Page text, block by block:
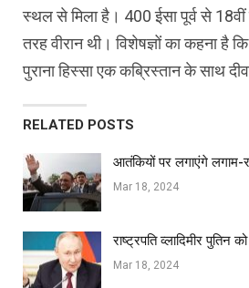
स्थल से मिला है। 400 ईसा पूर्व से
तरह वीरान थी। विशेषज्ञों का कहना है
पुराना हिस्सा एक कब्रिस्तान के साथ
RELATED POSTS
आतंकियों पर लगाएंगे लगाम-
Mar 18, 2024
राष्ट्रपति व्लादिमीर पुतिन
Mar 18, 2024